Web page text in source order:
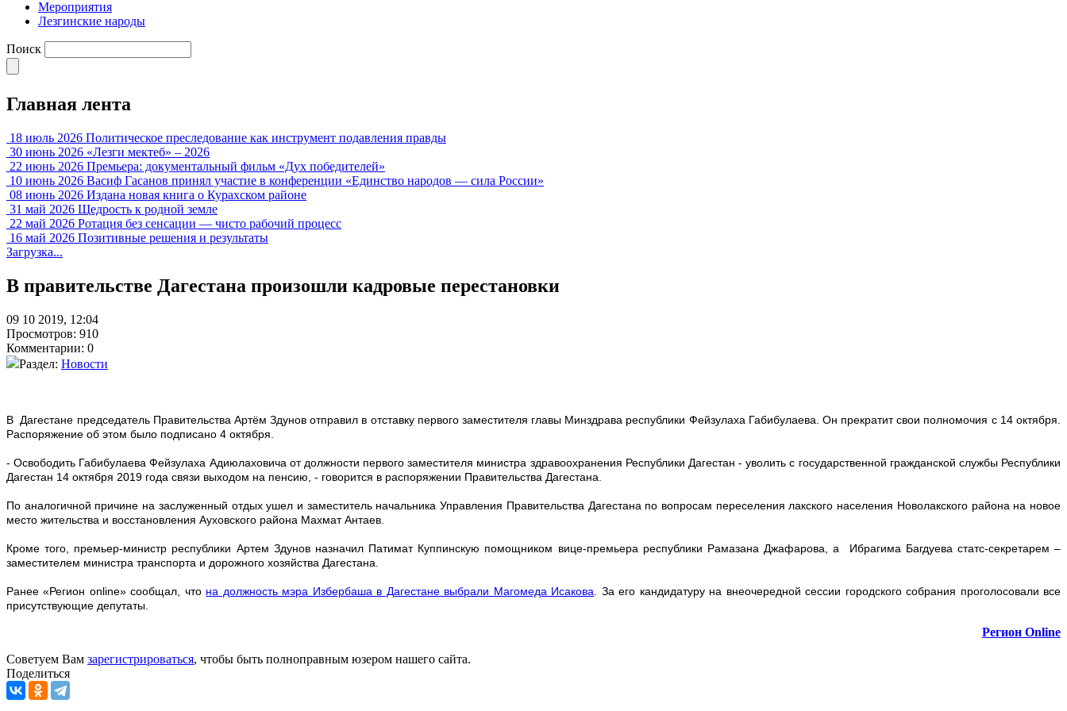
Мероприятия
Лезгинские народы
Поиск
Главная лента
18 июль 2026 Политическое преследование как инструмент подавления правды
30 июнь 2026 «Лезги мектеб» – 2026
22 июнь 2026 Премьера: документальный фильм «Дух победителей»
10 июнь 2026 Васиф Гасанов принял участие в конференции «Единство народов — сила России»
08 июнь 2026 Издана новая книга о Курахском районе
31 май 2026 Щедрость к родной земле
22 май 2026 Ротация без сенсации — чисто рабочий процесс
16 май 2026 Позитивные решения и результаты
Загрузка...
В правительстве Дагестана произошли кадровые перестановки
09 10 2019, 12:04
Просмотров: 910
Комментарии: 0
Раздел: Новости
В Дагестане председатель Правительства Артём Здунов отправил в отставку первого заместителя главы Минздрава республики Фейзулаха Габибулаева. Он прекратит свои полномочия с 14 октября.
Распоряжение об этом было подписано 4 октября.
- Освободить Габибулаева Фейзулаха Адиюлаховича от должности первого заместителя министра здравоохранения Республики Дагестан - уволить с государственной гражданской службы Республики
Дагестан 14 октября 2019 года связи выходом на пенсию, - говорится в распоряжении Правительства Дагестана.
По аналогичной причине на заслуженный отдых ушел и заместитель начальника Управления Правительства Дагестана по вопросам переселения лакского населения Новолакского района на новое
место жительства и восстановления Ауховского района Махмат Антаев.
Кроме того, премьер-министр республики Артем Здунов назначил Патимат Куппинскую помощником вице-премьера республики Рамазана Джафарова, а Ибрагима Багдуева статс-секретарем –
заместителем министра транспорта и дорожного хозяйства Дагестана.
Ранее «Регион online» сообщал, что на должность мэра Избербаша в Дагестане выбрали Магомеда Исакова . За его кандидатуру на внеочередной сессии городского собрания проголосовали все
присутствующие депутаты.
Регион Online
Советуем Вам зарегистрироваться, чтобы быть полноправным юзером нашего сайта.
Поделиться